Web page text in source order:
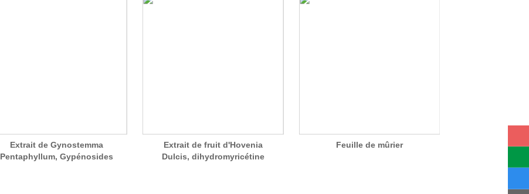
Extrait de Gynostemma
Pentaphyllum, Gypénosides
Extrait de fruit d'Hovenia
Dulcis, dihydromyricétine
Feuille de mûrier